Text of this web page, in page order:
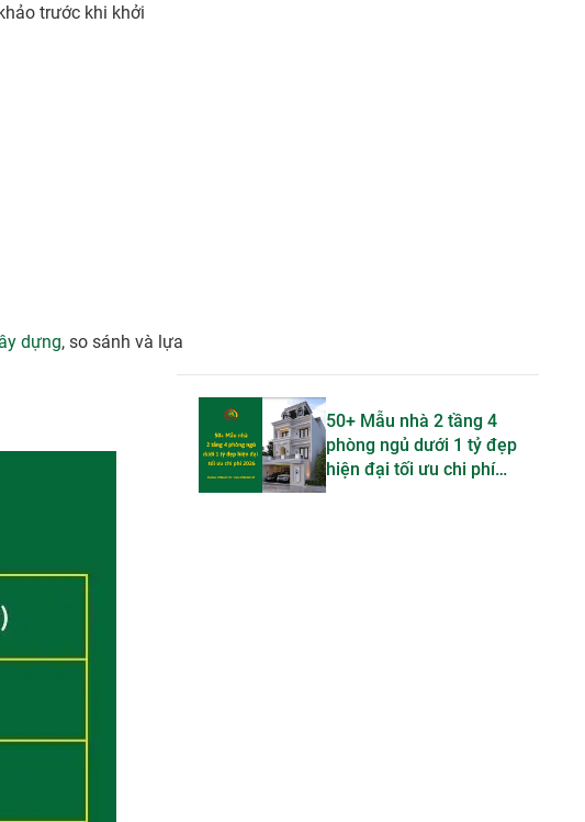
trước khi khởi
dựng, so sánh và lựa
50+ Mẫu nhà 2 tầng 4
phòng ngủ dưới 1 tỷ đẹp
hiện đại tối ưu chi phí